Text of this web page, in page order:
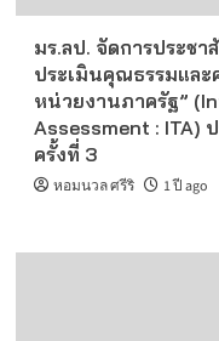
มร.ลป. จัดการประชา
ประเมินคุณธรรมและ
หน่วยงานภาครัฐ”
Assessment : ITA)
ครั้งที่ 3
หอมนวล ศรีริ 1 ปี ago